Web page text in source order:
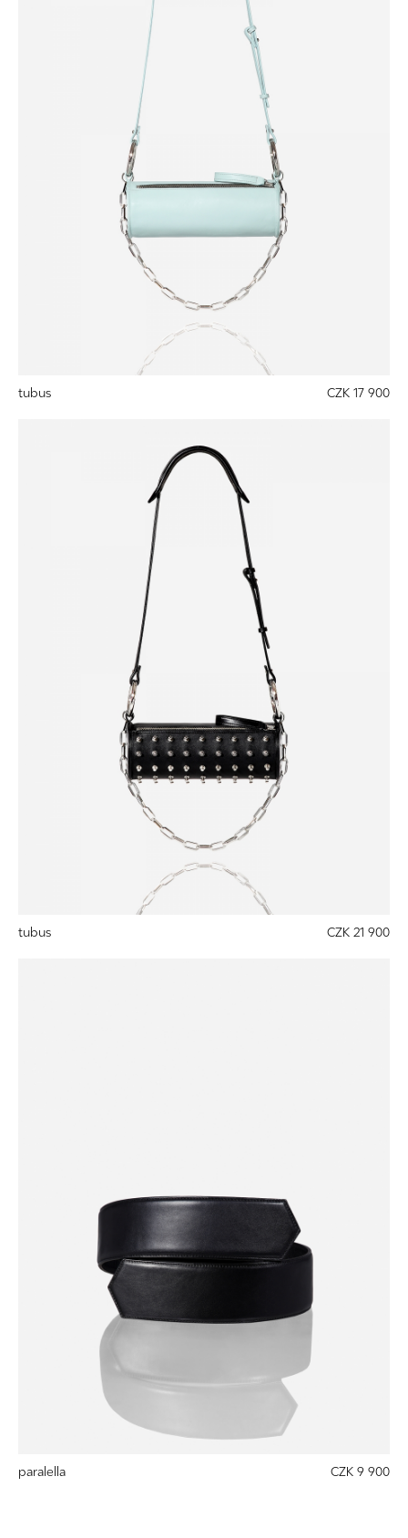
tubus CZK 17 900
tubus CZK 21 900
paralella CZK 9 900